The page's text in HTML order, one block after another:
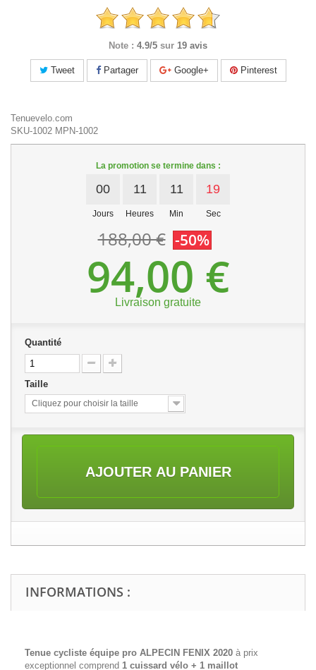
Note : 4.9/5 sur 19 avis
Tweet Partager Google+ Pinterest
Tenuevelo.com
SKU-1002 MPN-1002
La promotion se termine dans :
00
Jours
11
Heures
11
Min
19
Sec
188,00 € -50%
94,00 €
Livraison gratuite
Quantité
Taille
Cliquez pour choisir la taille
AJOUTER AU PANIER
INFORMATIONS :
Tenue cycliste équipe pro ALPECIN FENIX 2020 à prix
exceptionnel comprend 1 cuissard vélo + 1 maillot